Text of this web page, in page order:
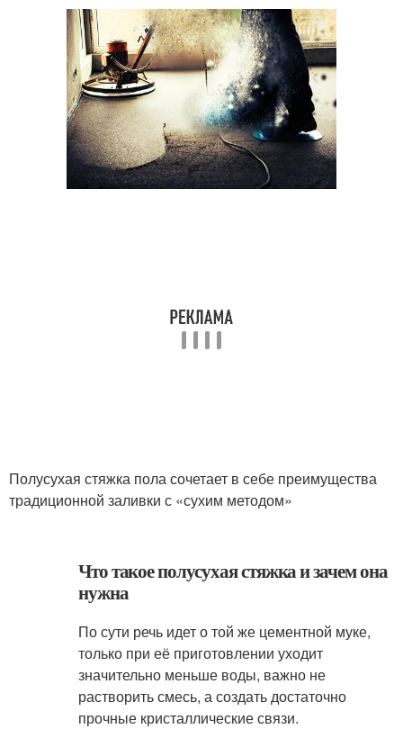
Полусухая стяжка пола сочетает в себе преимущества
традиционной заливки с «сухим методом»
Что такое полусухая стяжка и зачем она
нужна
По сути речь идет о той же цементной муке,
только при её приготовлении уходит
значительно меньше воды, важно не
растворить смесь, а создать достаточно
прочные кристаллические связи.